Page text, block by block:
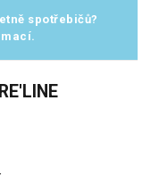
spotřebičů?